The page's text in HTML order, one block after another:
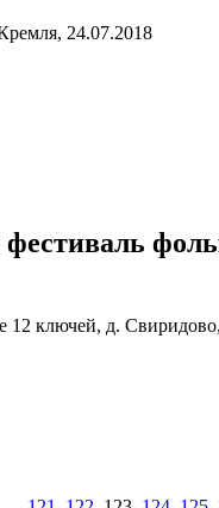
24.07.2018
12 ключей, д.